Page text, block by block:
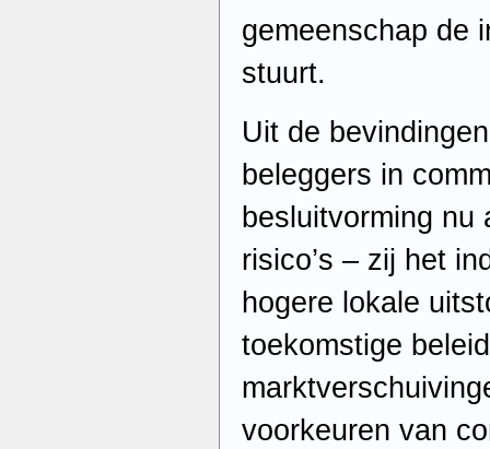
gemeenschap de
stuurt.
Uit de
beleggers in
besluitvorming nu
risico’s – zij het
hogere lokale
toekomstige
voorkeuren van